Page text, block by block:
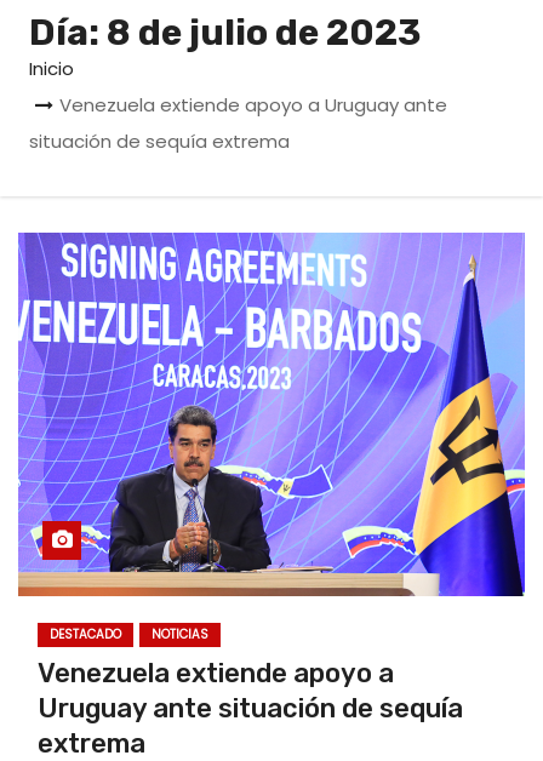
Día: 8 de julio de 2023
Inicio
Venezuela extiende apoyo a Uruguay ante
situación de sequía extrema
DESTACADO NOTICIAS
Venezuela extiende apoyo a
Uruguay ante situación de sequía
extrema